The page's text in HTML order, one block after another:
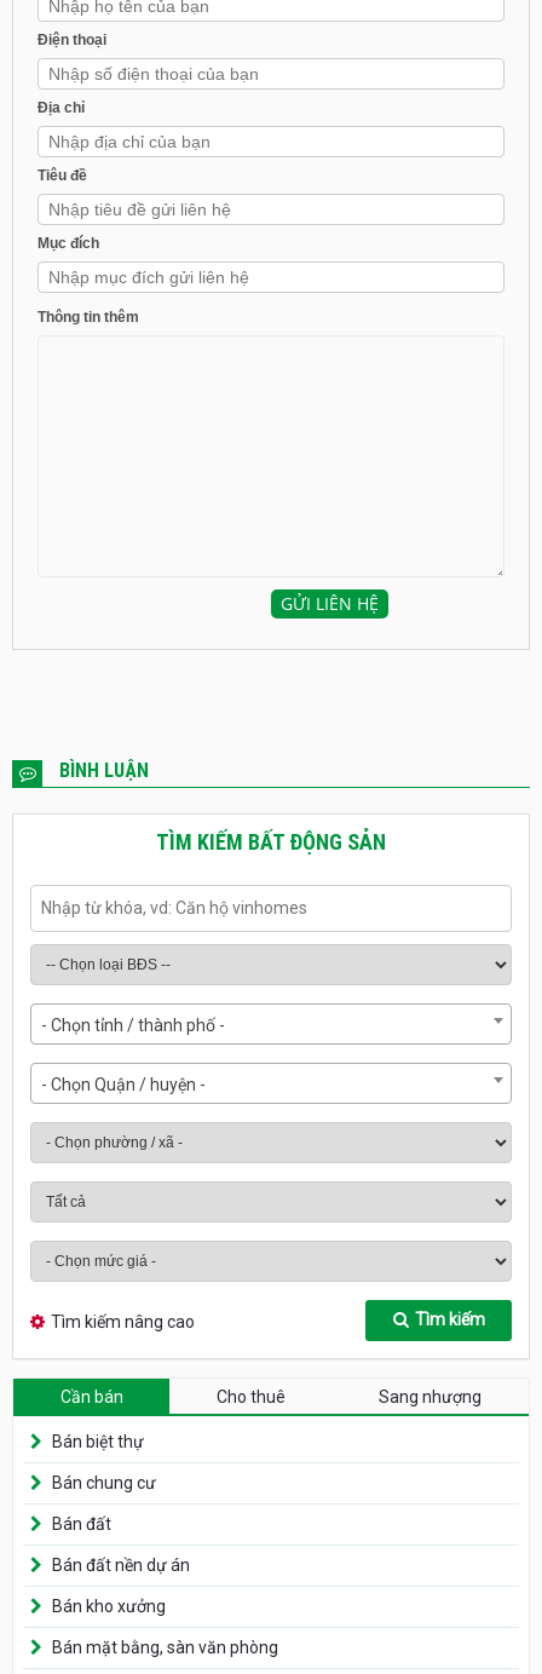
Điện thoại
Địa chỉ
Tiêu đề
Mục đích
Thông tin thêm
BÌNH LUẬN
TÌM KIẾM BẤT ĐỘNG SẢN
- Chọn tỉnh / thành phố -
- Chọn Quận / huyện -
Tìm kiếm nâng cao Tìm kiếm
Cần bán Cho thuê Sang nhượng
Bán biệt thự
Bán chung cư
Bán đất
Bán đất nền dự án
Bán kho xưởng
Bán mặt bằng, sàn văn phòng